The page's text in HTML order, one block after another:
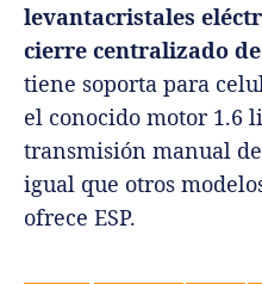
levantacristales
cierre centralizado
tiene soporta para
el conocido motor 1.6
transmisión manual
igual que otros
ofrece ESP.